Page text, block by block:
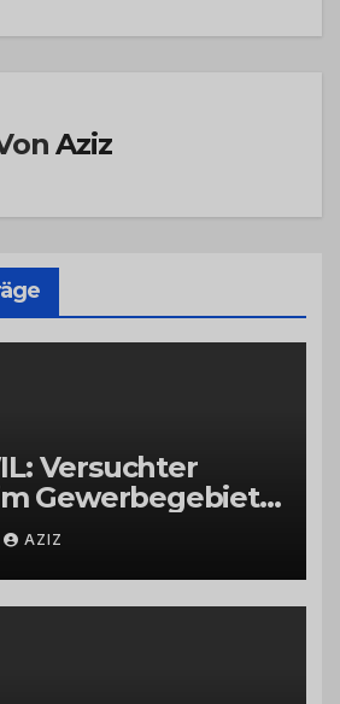
Aziz
Versuchter
Gewerbegebiet
AZIZ